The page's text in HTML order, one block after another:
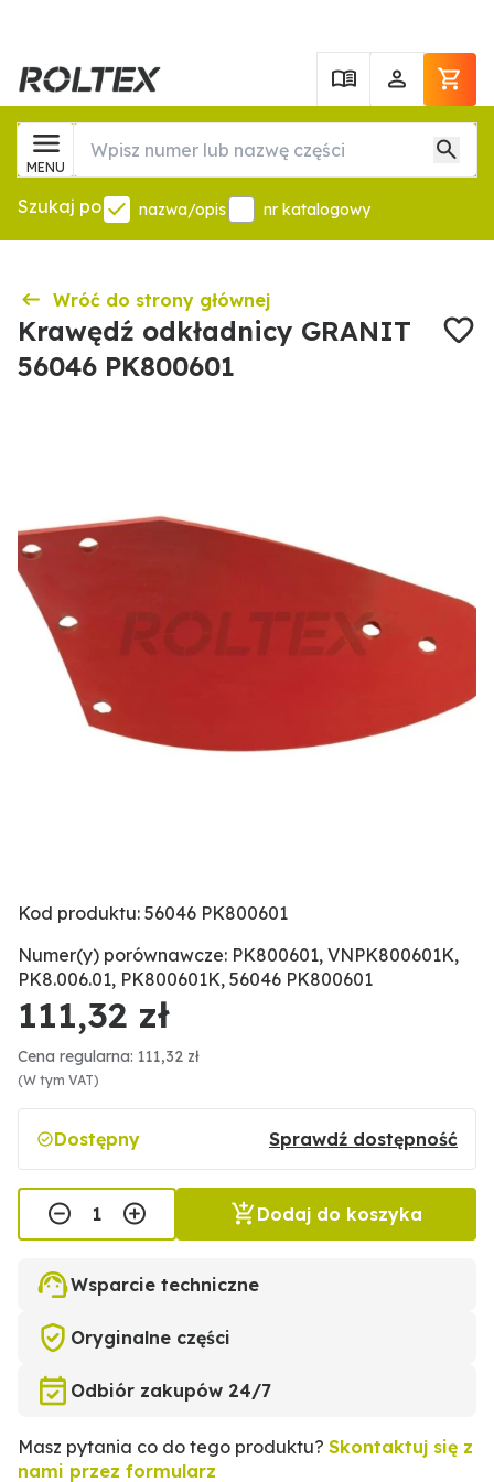
MENU
Szukaj po nazwa/opis nr katalogowy
Wróć do strony głównej
Krawędź odkładnicy GRANIT
56046 PK800601
Kod produktu: 56046 PK800601
Numer(y) porównawcze: PK800601, VNPK800601K,
PK8.006.01, PK800601K, 56046 PK800601
111,32 zł
Cena regularna: 111,32 zł
(W tym VAT)
Dostępny Sprawdź dostępność
Dodaj do koszyka
Wsparcie techniczne
Oryginalne części
Odbiór zakupów 24/7
Masz pytania co do tego produktu? Skontaktuj się z
nami przez formularz